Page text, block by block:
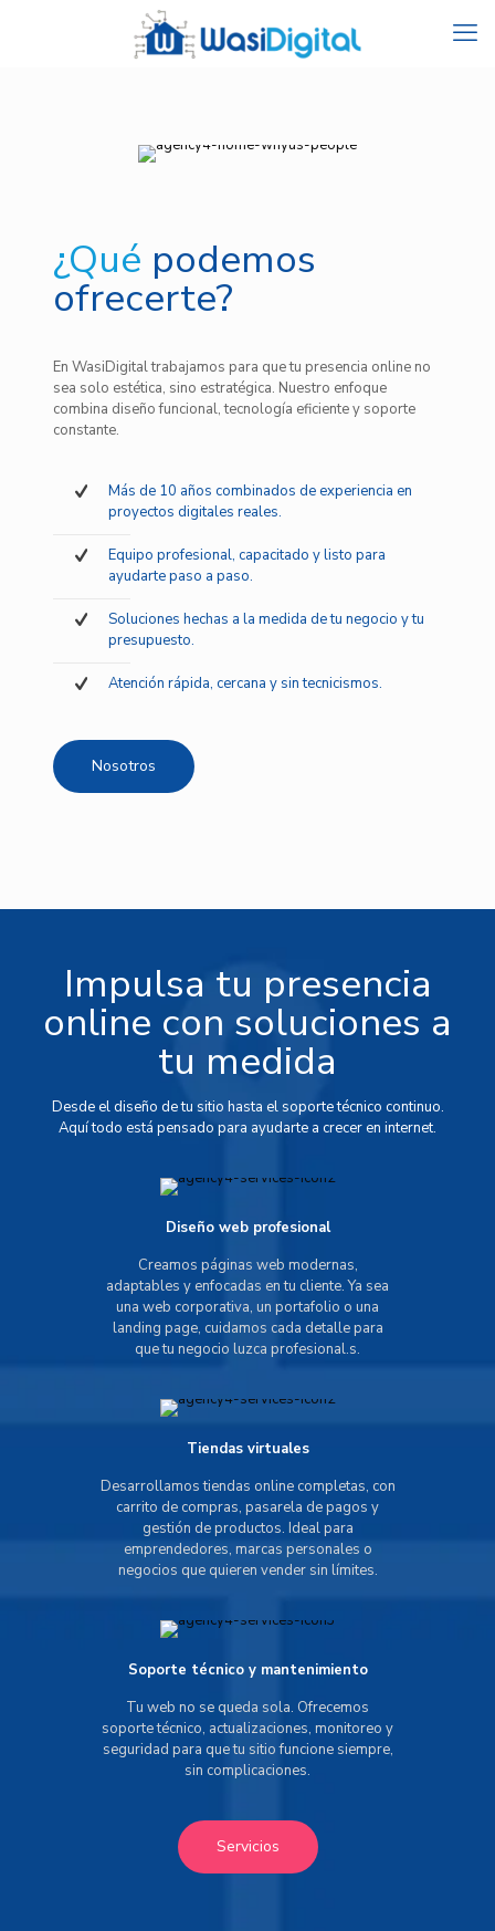
¿Qué podemos
ofrecerte?
En WasiDigital trabajamos para que tu presencia online no
sea solo estética, sino estratégica. Nuestro enfoque
combina diseño funcional, tecnología eficiente y soporte
constante.
Más de 10 años combinados de experiencia en
proyectos digitales reales.
Equipo profesional, capacitado y listo para
ayudarte paso a paso.
Soluciones hechas a la medida de tu negocio y tu
presupuesto.
Atención rápida, cercana y sin tecnicismos.
Nosotros
Impulsa tu presencia
online con soluciones a
tu medida
Desde el diseño de tu sitio hasta el soporte técnico continuo.
Aquí todo está pensado para ayudarte a crecer en internet.
Diseño web profesional
Creamos páginas web modernas,
adaptables y enfocadas en tu cliente. Ya sea
una web corporativa, un portafolio o una
landing page, cuidamos cada detalle para
que tu negocio luzca profesional.s.
Tiendas virtuales
Desarrollamos tiendas online completas, con
carrito de compras, pasarela de pagos y
gestión de productos. Ideal para
emprendedores, marcas personales o
negocios que quieren vender sin límites.
Soporte técnico y mantenimiento
Tu web no se queda sola. Ofrecemos
soporte técnico, actualizaciones, monitoreo y
seguridad para que tu sitio funcione siempre,
sin complicaciones.
Servicios